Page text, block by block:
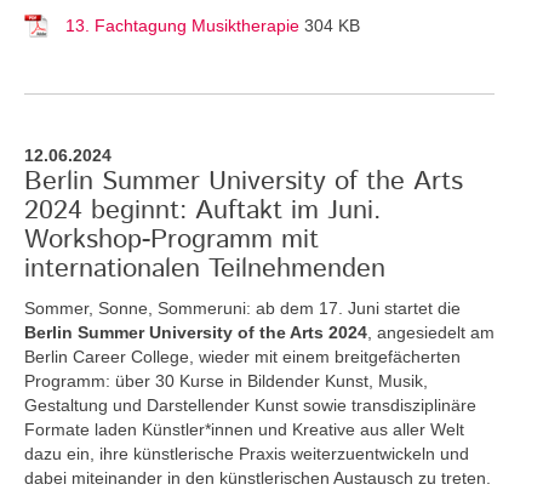
13. Fachtagung Musiktherapie 304 KB
12.06.2024
Berlin Summer University of the Arts
2024 beginnt: Auftakt im Juni.
Workshop-Programm mit
internationalen Teilnehmenden
Sommer, Sonne, Sommeruni: ab dem 17. Juni startet die
Berlin Summer University of the Arts 2024 , angesiedelt am
Berlin Career College, wieder mit einem breitgefächerten
Programm: über 30 Kurse in Bildender Kunst, Musik,
Gestaltung und Darstellender Kunst sowie transdisziplinäre
Formate laden Künstler*innen und Kreative aus aller Welt
dazu ein, ihre künstlerische Praxis weiterzuentwickeln und
dabei miteinander in den künstlerischen Austausch zu treten.